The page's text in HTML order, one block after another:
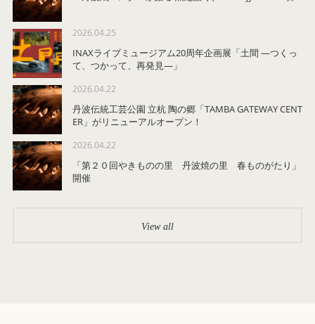
View all
2026.04.25
INAXライブミュージアム20周年企画展「土間 ―つくっ
て、つかって、再発見―」
2026.04.22
丹波伝統工芸公園 立杭 陶の郷「TAMBA GATEWAY CENT
ER」がリニューアルオープン！
2026.04.22
「第２０回やきものの里 丹波焼の里 春ものがたり」
開催